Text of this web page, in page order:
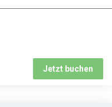
Jetzt buchen